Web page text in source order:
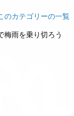
のカテゴリーの一覧
梅雨を乗り切ろう